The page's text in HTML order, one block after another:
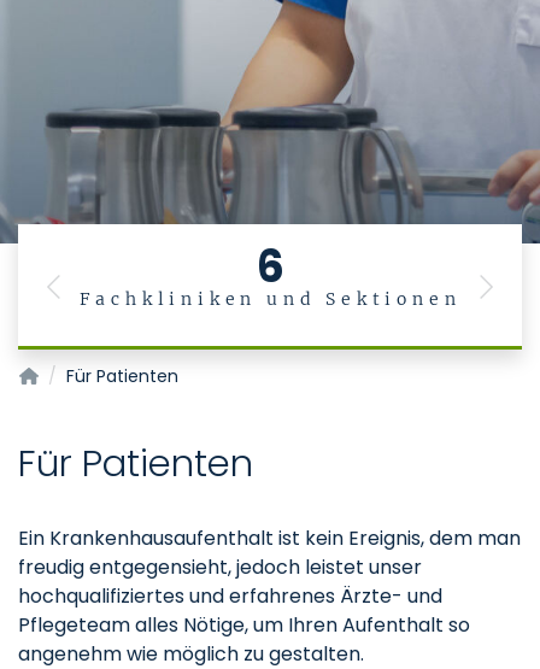
6
Fachkliniken und Sektionen
Previous Next
Franziskus
Für Patienten
Für Patienten
Ein Krankenhausaufenthalt ist kein Ereignis, dem man
freudig entgegensieht, jedoch leistet unser
hochqualifiziertes und erfahrenes Ärzte- und
Pflegeteam alles Nötige, um Ihren Aufenthalt so
angenehm wie möglich zu gestalten.